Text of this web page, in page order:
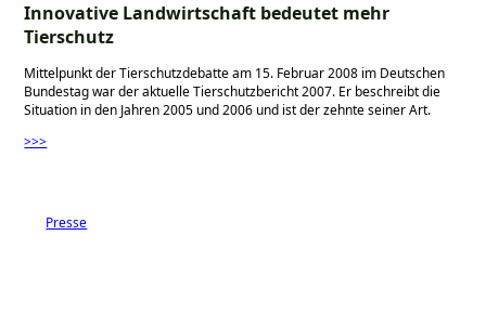
Innovative Landwirtschaft bedeutet mehr
Tierschutz
Mittelpunkt der Tierschutzdebatte am 15. Februar 2008 im Deutschen
Bundestag war der aktuelle Tierschutzbericht 2007. Er beschreibt die
Situation in den Jahren 2005 und 2006 und ist der zehnte seiner Art.
>>>
Presse